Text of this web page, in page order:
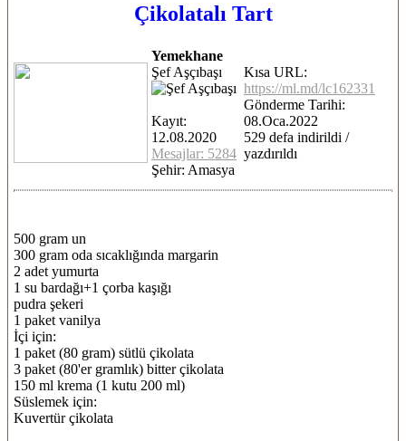
Çikolatalı Tart
Yemekhane
Şef Aşçıbaşı
Kayıt:
12.08.2020
Mesajlar: 5284
Şehir: Amasya
Kısa URL:
https://ml.md/lc162331
Gönderme Tarihi:
08.Oca.2022
529 defa indirildi /
yazdırıldı
500 gram un
300 gram oda sıcaklığında margarin
2 adet yumurta
1 su bardağı+1 çorba kaşığı
pudra şekeri
1 paket vanilya
İçi için:
1 paket (80 gram) sütlü çikolata
3 paket (80'er gramlık) bitter çikolata
150 ml krema (1 kutu 200 ml)
Süslemek için:
Kuvertür çikolata